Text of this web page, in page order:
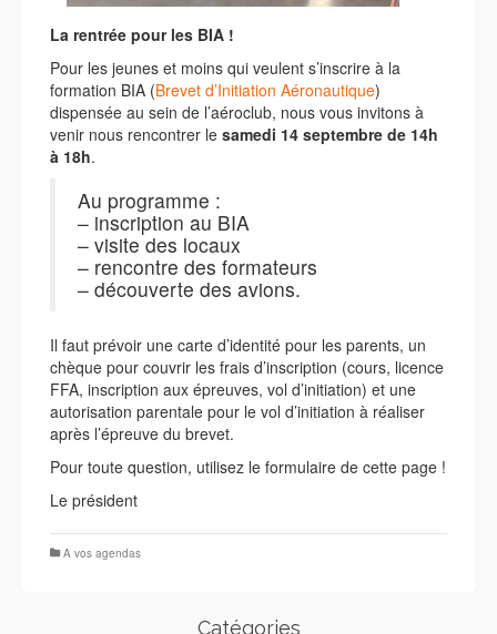
La rentrée pour les BIA !
Pour les jeunes et moins qui veulent s’inscrire à la
formation BIA (Brevet d’Initiation Aéronautique)
dispensée au sein de l’aéroclub, nous vous invitons à
venir nous rencontrer le samedi 14 septembre de 14h
à 18h.
Au programme :
– inscription au BIA
– visite des locaux
– rencontre des formateurs
– découverte des avions.
Il faut prévoir une carte d’identité pour les parents, un
chèque pour couvrir les frais d’inscription (cours, licence
FFA, inscription aux épreuves, vol d’initiation) et une
autorisation parentale pour le vol d’initiation à réaliser
après l’épreuve du brevet.
Pour toute question, utilisez le formulaire de cette page !
Le président
A vos agendas
Catégories